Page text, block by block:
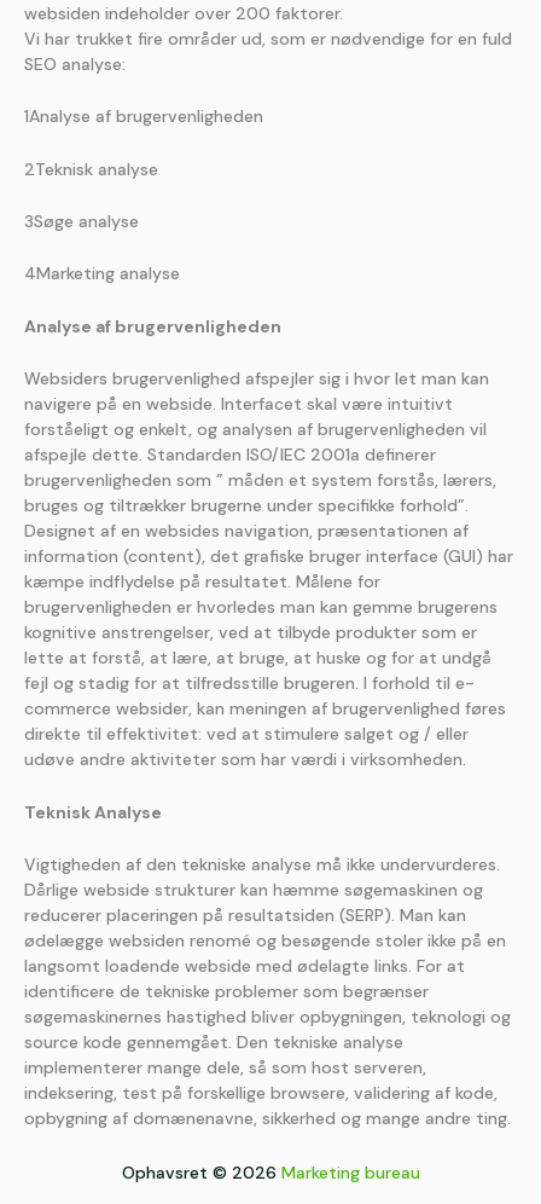
websiden indeholder over 200 faktorer.
Vi har trukket fire områder ud, som er nødvendige for en fuld
SEO analyse:
1Analyse af brugervenligheden
2Teknisk analyse
3Søge analyse
4Marketing analyse
Analyse af brugervenligheden
Websiders brugervenlighed afspejler sig i hvor let man kan
navigere på en webside. Interfacet skal være intuitivt
forståeligt og enkelt, og analysen af brugervenligheden vil
afspejle dette. Standarden ISO/IEC 2001a definerer
brugervenligheden som ” måden et system forstås, lærers,
bruges og tiltrækker brugerne under specifikke forhold”.
Designet af en websides navigation, præsentationen af
information (content), det grafiske bruger interface (GUI) har
kæmpe indflydelse på resultatet. Målene for
brugervenligheden er hvorledes man kan gemme brugerens
kognitive anstrengelser, ved at tilbyde produkter som er
lette at forstå, at lære, at bruge, at huske og for at undgå
fejl og stadig for at tilfredsstille brugeren. I forhold til e-
commerce websider, kan meningen af brugervenlighed føres
direkte til effektivitet: ved at stimulere salget og / eller
udøve andre aktiviteter som har værdi i virksomheden.
Teknisk Analyse
Vigtigheden af den tekniske analyse må ikke undervurderes.
Dårlige webside strukturer kan hæmme søgemaskinen og
reducerer placeringen på resultatsiden (SERP). Man kan
ødelægge websiden renomé og besøgende stoler ikke på en
langsomt loadende webside med ødelagte links. For at
identificere de tekniske problemer som begrænser
søgemaskinernes hastighed bliver opbygningen, teknologi og
source kode gennemgået. Den tekniske analyse
implementerer mange dele, så som host serveren,
indeksering, test på forskellige browsere, validering af kode,
opbygning af domænenavne, sikkerhed og mange andre ting.
Ophavsret © 2026 Marketing bureau